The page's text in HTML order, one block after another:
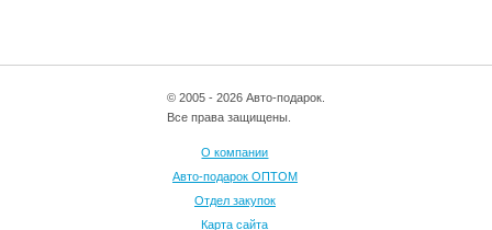
© 2005 - 2026 Авто-подарок.
Все права защищены.
О компании
Авто-подарок ОПТОМ
Отдел закупок
Карта сайта